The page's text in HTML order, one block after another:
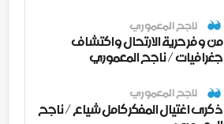
ناجح المعموري
من وفر حرية الارتحال واكتشاف
جغرافيات / ناجح المعموري
ناجح المعموري
ذكرى اغتيال المفكر كامل شياع / ناجح